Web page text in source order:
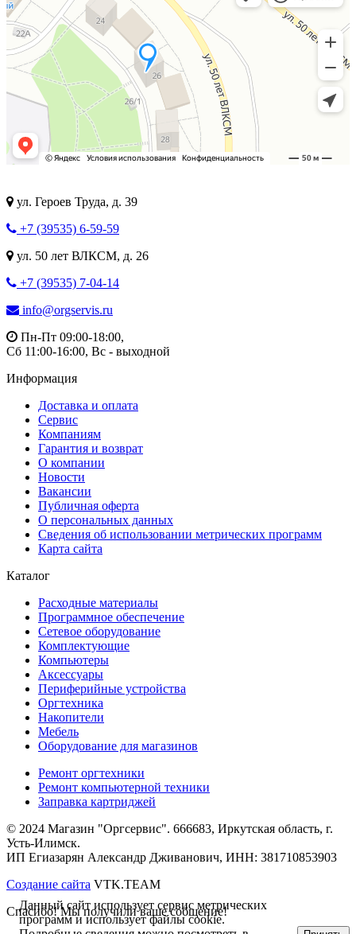
ул. Героев Труда, д. 39
+7 (39535) 6-59-59
ул. 50 лет ВЛКСМ, д. 26
+7 (39535) 7-04-14
info@orgservis.ru
Пн-Пт 09:00-18:00,
Сб 11:00-16:00, Вс - выходной
Информация
Доставка и оплата
Сервис
Компаниям
Гарантия и возврат
О компании
Новости
Вакансии
Публичная оферта
О персональных данных
Сведения об использовании метрических программ
Карта сайта
Каталог
Расходные материалы
Программное обеспечение
Сетевое оборудование
Комплектующие
Компьютеры
Аксессуары
Периферийные устройства
Оргтехника
Накопители
Мебель
Оборудование для магазинов
Ремонт оргтехники
Ремонт компьютерной техники
Заправка картриджей
© 2024 Магазин "Оргсервис". 666683, Иркутская область, г.
Усть-Илимск.
ИП Егиазарян Александр Дживанович, ИНН: 381710853903
Создание сайта VTK.TEAM
Спасибо! Мы получили ваше собщение!
Данный сайт использует сервис метрических
программ и использует файлы cookie.